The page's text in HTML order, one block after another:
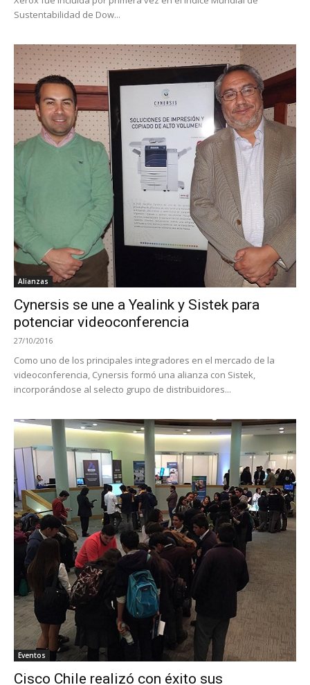
Sustentabilidad de Dow...
Alianzas
Cynersis se une a Yealink y Sistek para
potenciar videoconferencia
27/10/2016
Como uno de los principales integradores en el mercado de la
videoconferencia, Cynersis formó una alianza con Sistek,
incorporándose al selecto grupo de distribuidores...
Eventos
Cisco Chile realizó con éxito sus